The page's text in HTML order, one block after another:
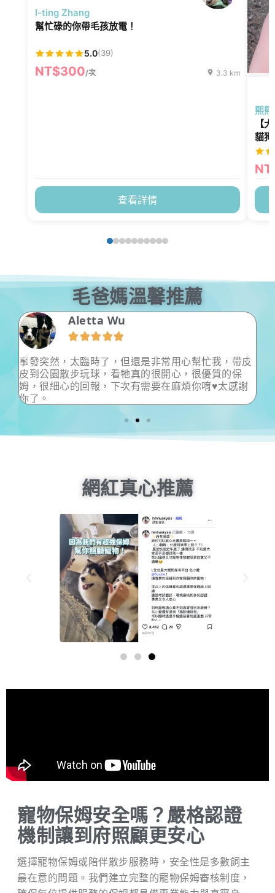
I-ting Zhang
幫忙碌的你帶毛孩放電！
5.0(39)
NT$300/次 3.3 km
查看詳情
熙熙
【
貓
毛爸媽溫馨推薦
王藝茜

非常感謝小村保母 接受臨時安排寶貝散步活動 謝謝
有你的幫忙 讓身體不舒服的主人 得到臨時的幫助
超級友善保母推薦給需要的朋友
網紅真心推薦
寵物保姆安全嗎？嚴格認證
機制讓到府照顧更安心
選擇寵物保姆或陪伴散步服務時，安全性是多數飼主
最在意的問題。我們建立完整的寵物保姆審核制度，